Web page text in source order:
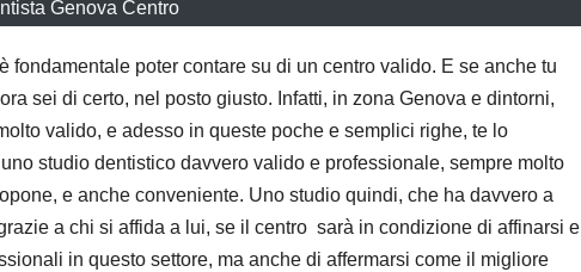
Genova Centro
fondamentale poter contare su di un centro valido. E se anche tu
sei di certo, nel posto giusto. Infatti, in zona Genova e dintorni,
valido, e adesso in queste poche e semplici righe, te lo
studio dentistico davvero valido e professionale, sempre molto
e anche conveniente. Uno studio quindi, che ha davvero a
a chi si affida a lui, se il centro sarà in condizione di affinarsi e
in questo settore, ma anche di affermarsi come il migliore